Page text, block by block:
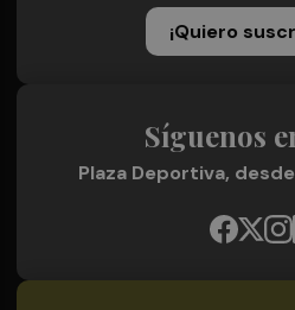
¡Quiero
Síguenos
Plaza Deportiva,